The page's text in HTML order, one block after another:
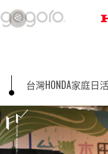
<
台灣HONDA家庭日